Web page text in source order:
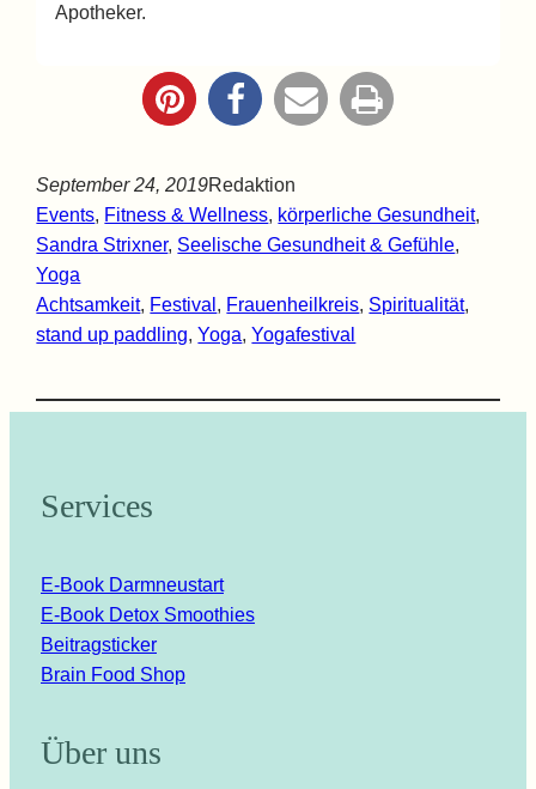
Apotheker.
September 24, 2019Redaktion
Events, Fitness & Wellness, körperliche Gesundheit
Sandra Strixner, Seelische Gesundheit & Gefühle
Yoga
Achtsamkeit, Festival , Frauenheilkreis, Spiritualität
stand up paddling, Yoga, Yogafestival
Services
E-Book Darmneustart
E-Book Detox Smoothies
Beitragsticker
Brain Food Shop
Über uns